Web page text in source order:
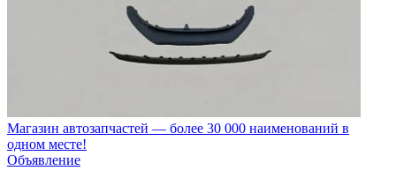
Магазин автозапчастей — более 30 000 наименований в
одном месте!
Объявление